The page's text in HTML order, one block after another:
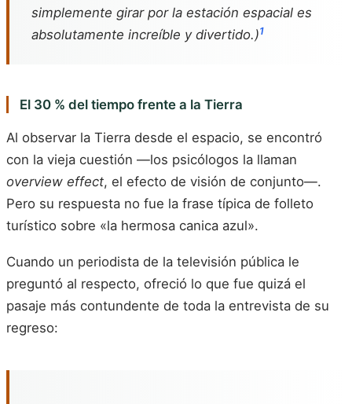
simplemente girar por la estación espacial es
absolutamente increíble y divertido.)1
El 30 % del tiempo frente a la Tierra
Al observar la Tierra desde el espacio, se encontró
con la vieja cuestión —los psicólogos la llaman
overview effect, el efecto de visión de conjunto—.
Pero su respuesta no fue la frase típica de folleto
turístico sobre «la hermosa canica azul».
Cuando un periodista de la televisión pública le
preguntó al respecto, ofreció lo que fue quizá el
pasaje más contundente de toda la entrevista de su
regreso: